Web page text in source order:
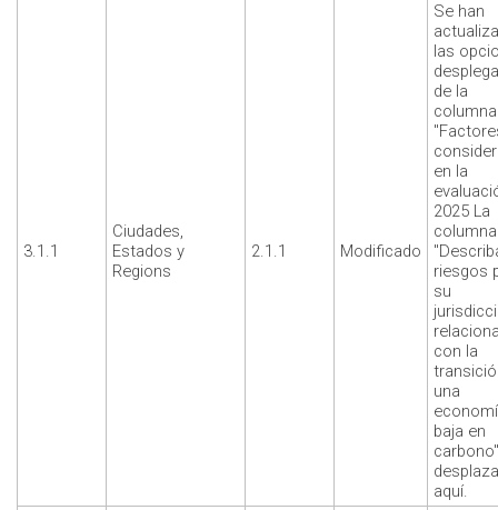
3.1.1
Ciudades,
Estados y
Regions
2.1.1 Modificado
Se han
las
de la
columna
en la
2025 La
riesgos
su
con la
una
baja en
desplaza
aquí.